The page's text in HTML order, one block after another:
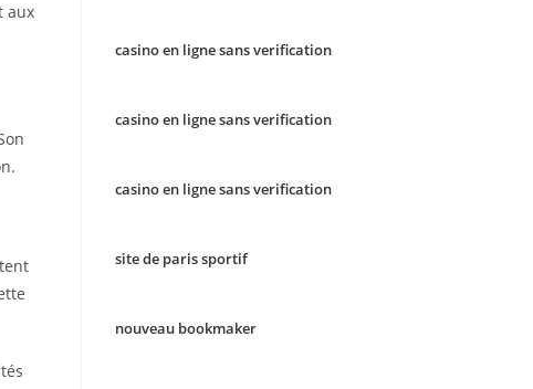
aux
casino en ligne sans verification
casino en ligne sans verification
casino en ligne sans verification
site de paris sportif
nouveau bookmaker